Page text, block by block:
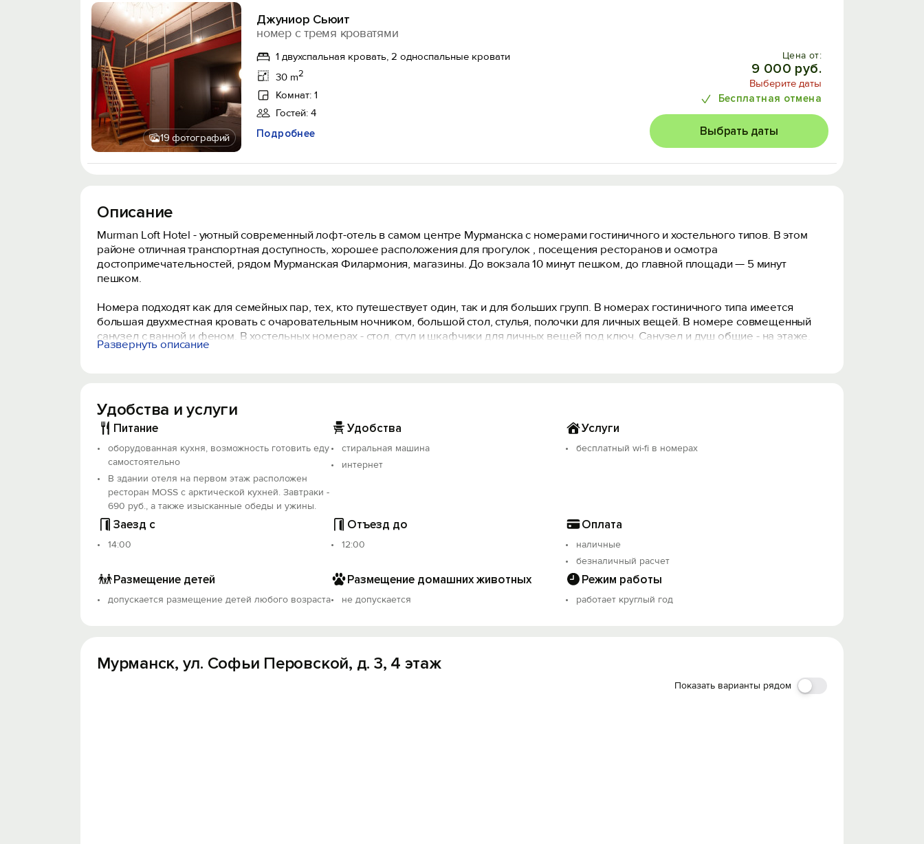
19 фотографий
Джуниор Сьюит
номер с тремя кроватями
1 двухспальная кровать, 2 односпальные кровати
30 m2
Комнат: 1
Гостей: 4
Подробнее
Цена от:
9 000 руб.
Выберите даты
Бесплатная отмена
Выбрать даты
Описание
Murman Loft Hotel - уютный современный лофт-отель в самом центре Мурманска с номерами гостиничного и хостельного типов. В этом
районе отличная транспортная доступность, хорошее расположения для прогулок , посещения ресторанов и осмотра
достопримечательностей, рядом Мурманская Филармония, магазины. До вокзала 10 минут пешком, до главной площади — 5 минут
пешком.
Номера подходят как для семейных пар, тех, кто путешествует один, так и для больших групп. В номерах гостиничного типа имеется
большая двухместная кровать с очаровательным ночником, большой стол, стулья, полочки для личных вещей. В номере совмещенный
санузел с ванной и феном. В хостельных номерах - стол, стул и шкафчики для личных вещей под ключ. Санузел и душ общие - на этаже.
На всей территории гостиницы действует высокоскоростной беспроводный Wi-Fi доступ Интернет.
Курение и заселение с домашними питомцами, дабы не нарушать покой своих соседей, правилами проживания отеля строго запрещено.
Объект прошёл классификацию. Номер реестровой записи: С512024014468.
Развернуть описание
Удобства и услуги
Питание
оборудованная кухня, возможность готовить еду
самостоятельно
В здании отеля на первом этаж расположен
ресторан MOSS с арктической кухней. Завтраки -
690 руб., а также изысканные обеды и ужины.
Удобства
стиральная машина
интернет
Услуги
бесплатный wi-fi в номерах
Заезд с
14:00
Отъезд до
12:00
Оплата
наличные
безналичный расчет
Размещение детей
допускается размещение детей любого возраста
Размещение домашних животных
не допускается
Режим работы
работает круглый год
Мурманск, ул. Софьи Перовской, д. 3, 4 этаж
Показать варианты рядом